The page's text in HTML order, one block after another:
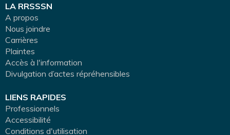
LA RRSSSN
A propos
Nous joindre
Carrières
Plaintes
Accès à l'information
Divulgation d’actes répréhensibles
LIENS RAPIDES
Professionnels
Accessibilité
Conditions d'utilisation